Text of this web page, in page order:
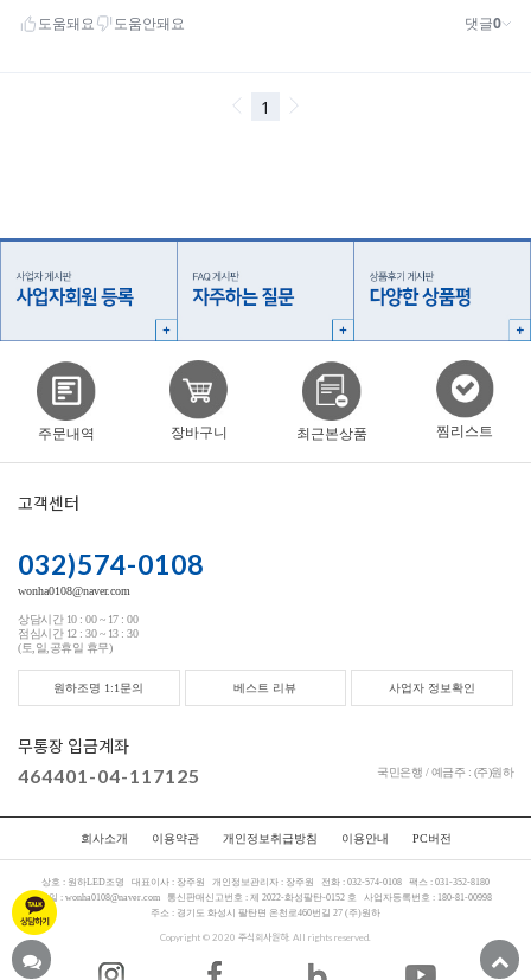
주문내역 장바구니 최근본상품 찜리스트
고객센터
032)574-0108
wonha0108@naver.com
상담시간 10 : 00 ~ 17 : 00
점심시간 12 : 30 ~ 13 : 30
(토,일,공휴일 휴무)
원하조명 1:1문의 베스트 리뷰 사업자 정보확인
무통장 입금계좌
464401-04-117125 국민은행 / 예금주 : (주)원하
회사소개 이용약관 개인정보취급방침 이용안내 PC버전
상호 : 원하LED조명 대표이사 : 장주원 개인정보관리자 : 장주원 전화 : 032-574-0108 팩스 : 031-352-8180
메일 : wonha0108@naver.com 통신판매신고번호 : 제 2022-화성팔탄-0152 호 사업자등록번호 : 180-81-00998
주소 : 경기도 화성시 팔탄면 온천로460번길 27 (주)원하
Copyright © 2020 주식회사원하. All rights reserved.